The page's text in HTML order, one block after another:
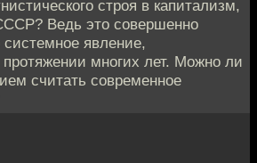
строя в капитализм,
Ведь это совершенно
явление,
многих лет. Можно ли
считать современное